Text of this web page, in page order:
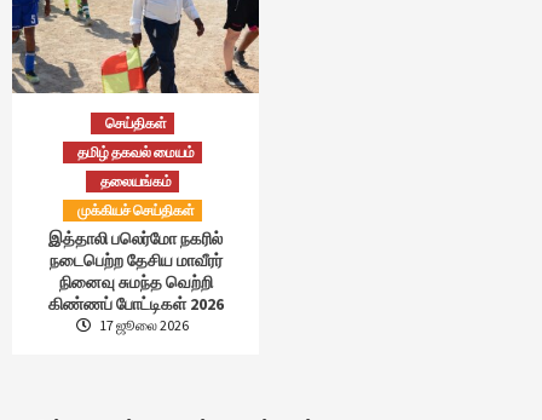
செய்திகள்
தமிழ் தகவல் மையம்
தலையங்கம்
முக்கியச் செய்திகள்
இத்தாலி பலெர்மோ நகரில்
நடைபெற்ற தேசிய மாவீரர்
நினைவு சுமந்த வெற்றி
கிண்ணப் போட்டிகள் 2026
17 ஜூலை 2026